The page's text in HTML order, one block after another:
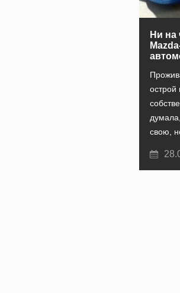
Ни на
острой
свою,